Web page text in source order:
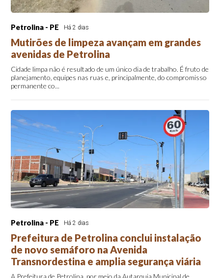
Petrolina - PE Há 2 dias
Mutirões de limpeza avançam em grandes
avenidas de Petrolina
Cidade limpa não é resultado de um único dia de trabalho. É fruto de
planejamento, equipes nas ruas e, principalmente, do compromisso
permanente co...
Petrolina - PE Há 2 dias
Prefeitura de Petrolina conclui instalação
de novo semáforo na Avenida
Transnordestina e amplia segurança viária